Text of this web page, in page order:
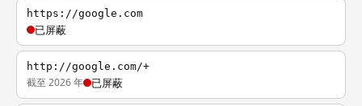
https://google.com
已屏蔽
http://google.com/+
截至 2026 年 已屏蔽